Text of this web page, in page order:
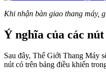
Khi nhận bàn giao thang máy,
Ý nghĩa của các
Sau đây, Thế Giới Thang Máy
nút có trên bảng điều khiển